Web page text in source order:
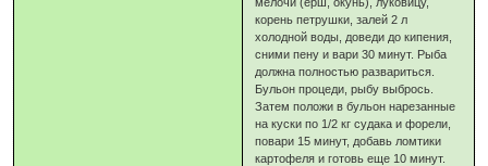
корень петрушки, залей 2 л
холодной воды, доведи до кипения,
сними пену и вари 30 минут. Рыба
должна полностью развариться.
Бульон процеди, рыбу выбрось.
Затем положи в бульон нарезанные
на куски по 1/2 кг судака и форели,
повари 15 минут, добавь ломтики
картофеля и готовь еще 10 минут.